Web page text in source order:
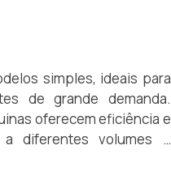
simples, ideais para
de grande demanda.
oferecem eficiência e
diferentes volumes e